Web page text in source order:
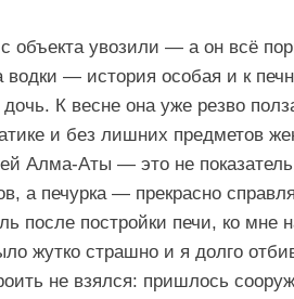
увозили — а он всё
водки — история особая и к
К весне она уже резво
и без лишних предметов
Алма-Аты — это не
а печурка — прекрасно
после постройки печи, ко
жутко страшно и я долго
не взялся: пришлось